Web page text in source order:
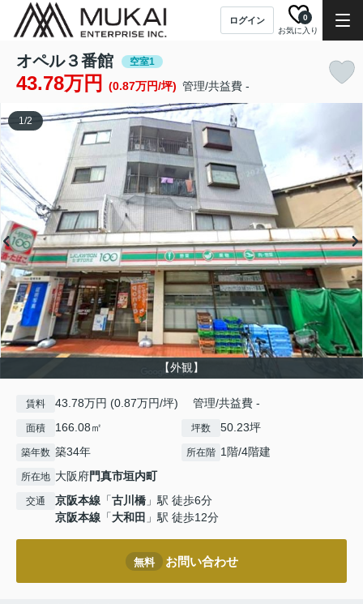
ログイン
お気に入り
0
オペル３番館 空室1
43.78万円 (0.87万円/坪) 管理/共益費 -
【外観】
1/2
賃料 43.78万円 (0.87万円/坪) 管理/共益費 -
面積 166.08㎡ 坪数 50.23坪
築年数 築34年 所在階 1階/4階建
所在地 大阪府門真市垣内町
交通 京阪本線 「古川橋 」駅 徒歩6分
京阪本線 「大和田 」駅 徒歩12分
無料 お問い合わせ